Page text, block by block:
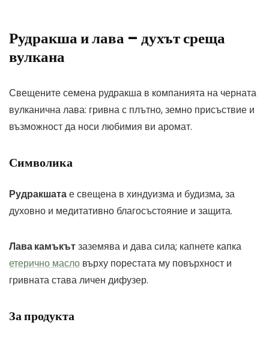
Рудракша и лава – духът среща
вулкана
Свещените семена рудракша в компанията на черната
вулканична лава: гривна с плътно, земно присъствие и
възможност да носи любимия ви аромат.
Символика
Рудракшатае свещена в хиндуизма и будизма, за
духовно и медитативно благосъстояние и защита.
Лава камъкътзаземява и дава сила; капнете капка
етерично масло върху порестата му повърхност и
гривната става личен дифузер.
За продукта